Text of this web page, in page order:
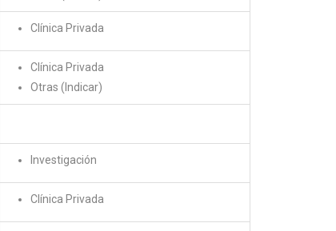
Clínica Privada
Clínica Privada
Otras (Indicar)
Investigación
Clínica Privada